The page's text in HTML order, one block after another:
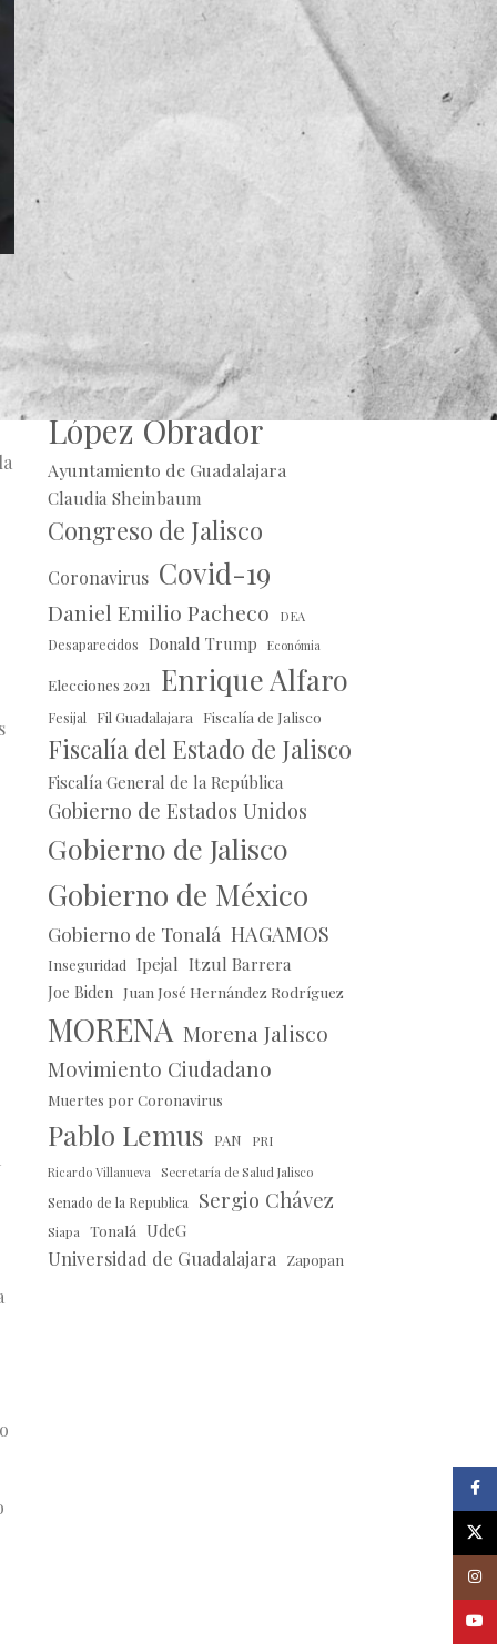
Alberto Uribe
Andrés Manuel
López Obrador
Ayuntamiento de Guadalajara
Claudia Sheinbaum
Congreso de Jalisco
Coronavirus Covid-19
Daniel Emilio Pacheco DEA
Desaparecidos Donald Trump Económia
Elecciones 2021 Enrique Alfaro
Fesijal Fil Guadalajara Fiscalía de Jalisco
Fiscalía del Estado de Jalisco
Fiscalía General de la República
Gobierno de Estados Unidos
Gobierno de Jalisco
Gobierno de México
Gobierno de Tonalá HAGAMOS
Inseguridad Ipejal Itzul Barrera
Joe Biden Juan José Hernández Rodríguez
MORENA Morena Jalisco
Movimiento Ciudadano
Muertes por Coronavirus
Pablo Lemus PAN PRI
Ricardo Villanueva Secretaría de Salud Jalisco
Senado de la Republica Sergio Chávez
Siapa Tonalá UdeG
Universidad de Guadalajara Zapopan